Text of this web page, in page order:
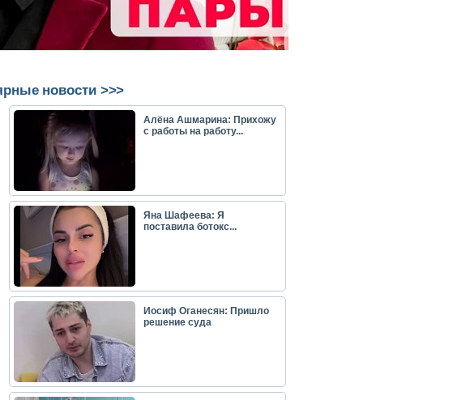
новости >>>
Алёна Ашмарина: Прихожу
с работы на работу...
Яна Шафеева: Я
поставила ботокс...
Иосиф Оганесян: Пришло
решение суда